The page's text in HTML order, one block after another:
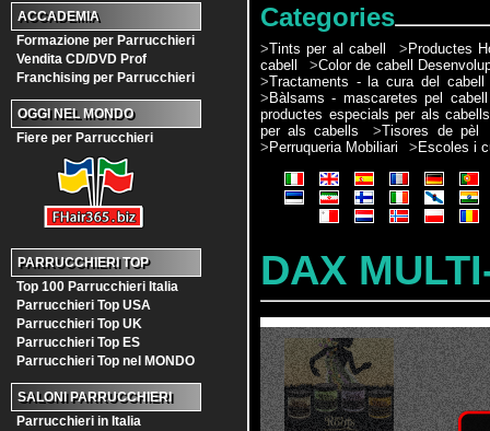
ACCADEMIA
Formazione per Parrucchieri
Vendita CD/DVD Prof
Franchising per Parrucchieri
OGGI NEL MONDO
Fiere per Parrucchieri
PARRUCCHIERI TOP
Top 100 Parrucchieri Italia
Parrucchieri Top USA
Parrucchieri Top UK
Parrucchieri Top ES
Parrucchieri Top nel MONDO
SALONI PARRUCCHIERI
Parrucchieri in Italia
Categories
>Tints per al cabell > Productes
cabell
>Color de cabell
>Tractaments - la cura del cabell
> Bàlsams - mascaretes pel cabell
productes especials per als cabells
per als cabells
>Tisores de pèl
> Perruqueria Mobiliari > Escoles i
DAX